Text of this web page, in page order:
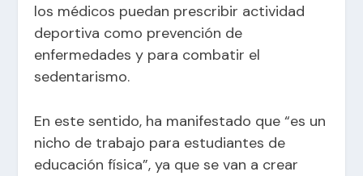
los médicos puedan prescribir actividad
deportiva como prevención de
enfermedades y para combatir el
sedentarismo.
En este sentido, ha manifestado que “es un
nicho de trabajo para estudiantes de
educación física”, ya que se van a crear